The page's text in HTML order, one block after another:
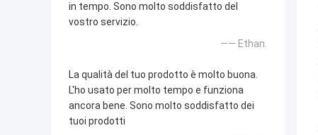
in tempo. Sono molto soddisfatto del
vostro servizio.
—— Ethan.
La qualità del tuo prodotto è molto buona.
L'ho usato per molto tempo e funziona
ancora bene. Sono molto soddisfatto dei
tuoi prodotti